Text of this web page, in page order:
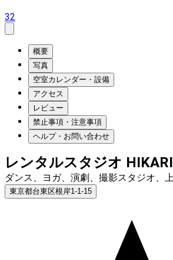
32
概要
写真
空室カレンダー・設備
アクセス
レビュー
禁止事項・注意事項
ヘルプ・お問い合わせ
レンタルスタジオ
ダンス、ヨガ、演劇、撮影スタジオ、
東京都台東区根岸1-1-15